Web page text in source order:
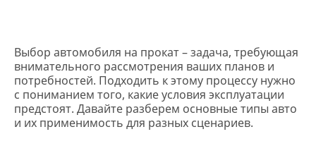
Выбор автомобиля на прокат – задача, требующая
внимательного рассмотрения ваших планов и
потребностей. Подходить к этому процессу нужно
с пониманием того, какие условия эксплуатации
предстоят. Давайте разберем основные типы авто
и их применимость для разных сценариев.